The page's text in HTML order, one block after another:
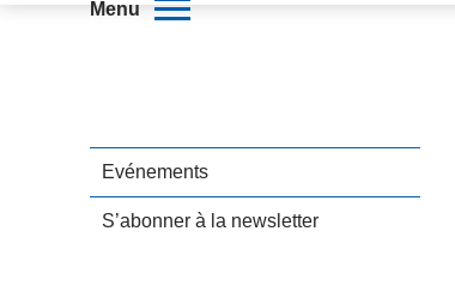
Menu
Evénements
S’abonner à la newsletter